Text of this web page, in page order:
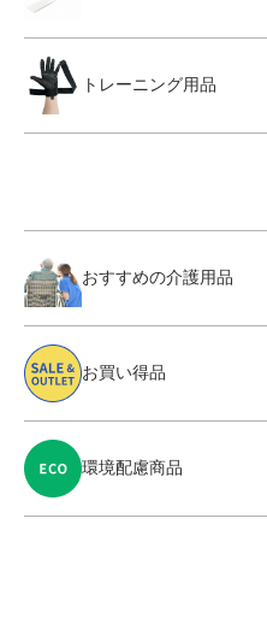
トレーニング用品
おすすめの介護用品
お買い得品
環境配慮商品